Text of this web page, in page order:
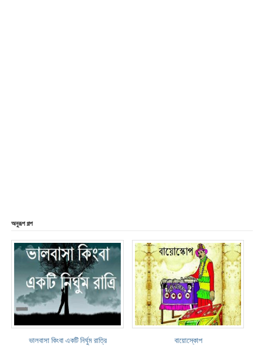
অনুরূপ গল্প
ভালবাসা কিংবা একটি নির্ঘুম রাত্রি বায়োস্কোপ